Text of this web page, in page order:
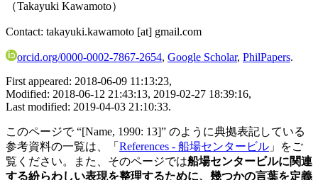
（Takayuki Kawamoto）
Contact: takayuki.kawamoto [at] gmail.com
orcid.org/0000-0002-7867-2654, Google Scholar, PhilPapers.
First appeared: 2018-06-09 11:13:23,
Modified: 2018-06-12 21:43:13, 2019-02-27 18:39:16,
Last modified: 2019-04-03 21:10:33.
このページで “[Name, 1990: 13]” のように典拠表記している
参考資料の一覧は、「 References - 船場センタービル 」をご
覧ください。また、そのページでは船場センタービルに関連
する紛らわしい表現を整理するために、幾つかの言葉を定義